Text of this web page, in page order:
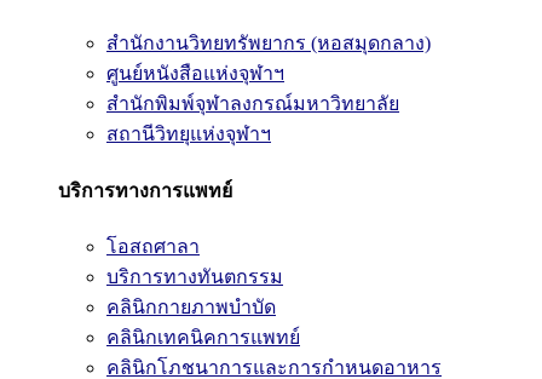
สำนักงานวิทยทรัพยากร (หอสมุดกลาง)
ศูนย์หนังสือแห่งจุฬาฯ
สำนักพิมพ์จุฬาลงกรณ์มหาวิทยาลัย
สถานีวิทยุแห่งจุฬาฯ
บริการทางการแพทย์
โอสถศาลา
บริการทางทันตกรรม
คลินิกกายภาพบำบัด
คลินิกเทคนิคการแพทย์
คลินิกโภชนาการและการกำหนดอาหาร